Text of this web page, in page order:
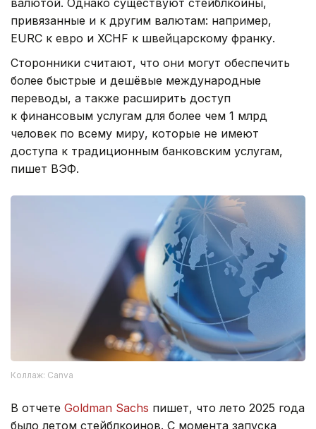
привязанные и к другим валютам: например,
EURC к евро и XCHF к швейцарскому франку.
Сторонники считают, что они могут обеспечить
более быстрые и дешёвые международные
переводы, а также расширить доступ
к финансовым услугам для более чем 1 млрд
человек по всему миру, которые не имеют
доступа к традиционным банковским услугам,
пишет ВЭФ.
Коллаж: Canva
В отчете Goldman Sachs пишет, что лето 2025 года
было летом стейблкоинов. С момента запуска